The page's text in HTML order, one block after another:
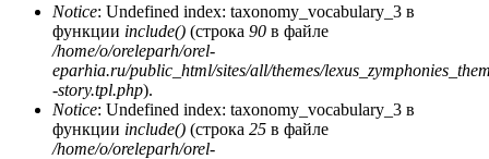
Сообщение об ошибке
Notice: Undefined index: taxonomy_vocabulary_3 в
функции include() (строка 90 в файле
/home/o/oreleparh/orel-
eparhia.ru/public_html/sites/all/themes/
-story.tpl.php).
Notice: Undefined index: taxonomy_vocabulary_3 в
функции include() (строка 25 в файле
/home/o/oreleparh/orel-